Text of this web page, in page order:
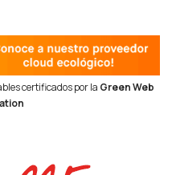
certificados por la Green Web